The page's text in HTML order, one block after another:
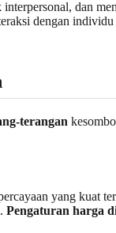
dan
dengan
terangan
yang kuat
Pengaturan harga